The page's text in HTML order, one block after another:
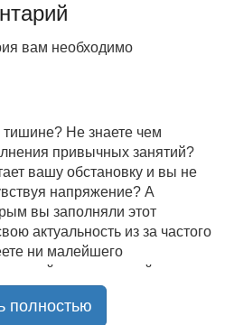
вам необходимо
тишине? Не знаете чем
привычных занятий?
вашу обстановку и вы не
напряжение? А
вы заполняли этот
актуальность из за частого
ни малейшего
новый качественный контент
случае вы обратились по
полностью